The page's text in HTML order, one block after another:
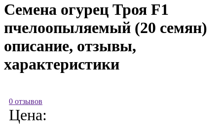
Семена огурец Троя F1
пчелоопыляемый (20 семян)
описание, отзывы,
характеристики
0 отзывов
Цена: